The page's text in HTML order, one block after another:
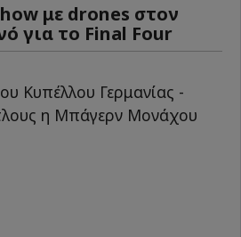
με drones στον
για το Final Four